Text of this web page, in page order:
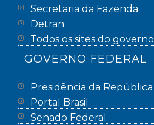
Secretaria da Fazenda
Detran
Todos os sites do governo
GOVERNO FEDERAL
Presidência da República
Portal Brasil
Senado Federal